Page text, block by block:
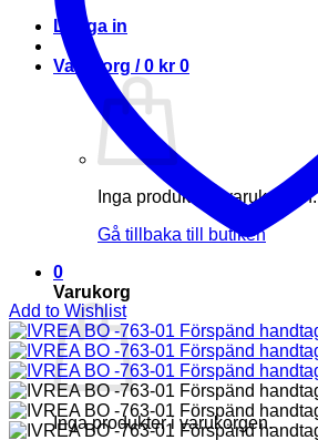
Logga in
Varukorg /0 kr 0
Inga produkter i varukorgen.
Gå tillbaka till butiken
0
Varukorg
Inga produkter i varukorgen.
Add to Wishlist